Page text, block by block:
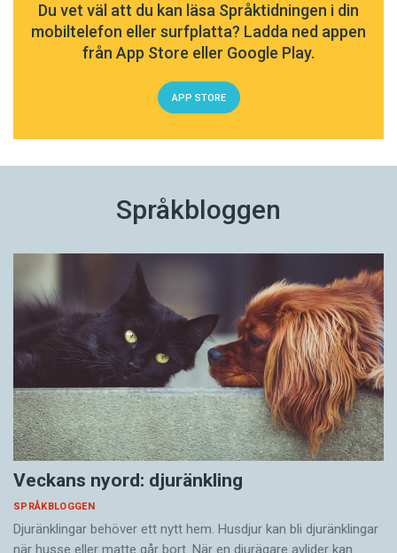
Du vet väl att du kan läsa Språktidningen i din
mobiltelefon eller surfplatta? Ladda ned appen
från App Store eller Google Play.
APP STORE
Språkbloggen
Veckans nyord: djuränkling
SPRÅKBLOGGEN
Djuränklingar behöver ett nytt hem. Husdjur kan bli djuränklingar
när husse eller matte går bort. När en djurägare avlider kan